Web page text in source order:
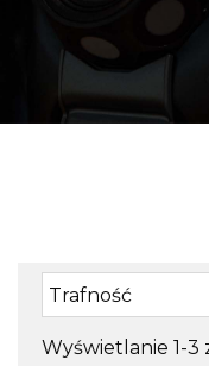
Trafność
Wyświetlanie 1-